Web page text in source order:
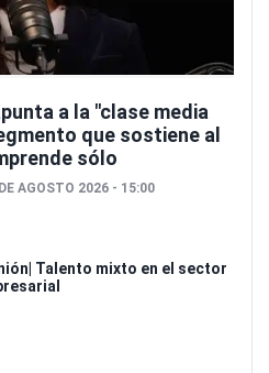
a la "clase media
que sostiene al
sólo
AGOSTO 2026 - 15:00
Talento mixto en el sector